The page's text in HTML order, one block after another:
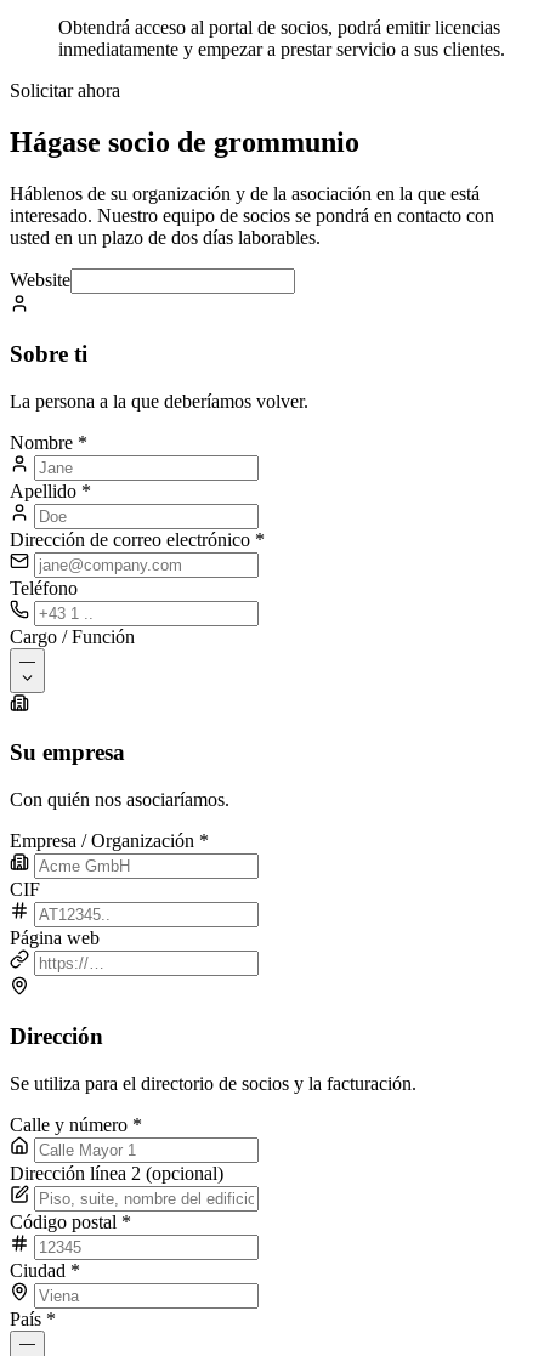
Obtendrá acceso al portal de socios, podrá emitir licencias
inmediatamente y empezar a prestar servicio a sus clientes.
Solicitar ahora
Hágase socio de grommunio
Háblenos de su organización y de la asociación en la que está
interesado. Nuestro equipo de socios se pondrá en contacto con
usted en un plazo de dos días laborables.
Website
Sobre ti
La persona a la que deberíamos volver.
Nombre *
Apellido *
Dirección de correo electrónico *
Teléfono
Cargo / Función
—
Su empresa
Con quién nos asociaríamos.
Empresa / Organización *
CIF
Página web
Dirección
Se utiliza para el directorio de socios y la facturación.
Calle y número *
Dirección línea 2 (opcional)
Código postal *
Ciudad *
País *
—